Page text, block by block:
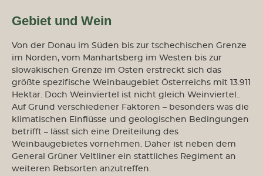
Gebiet und Wein
Von der Donau im Süden bis zur tschechischen Grenze
im Norden, vom Manhartsberg im Westen bis zur
slowakischen Grenze im Osten erstreckt sich das
größte spezifische Weinbaugebiet Österreichs mit 13.911
Hektar. Doch Weinviertel ist nicht gleich Weinviertel..
Auf Grund verschiedener Faktoren – besonders was die
klimatischen Einflüsse und geologischen Bedingungen
betrifft – lässt sich eine Dreiteilung des
Weinbaugebietes vornehmen. Daher ist neben dem
General Grüner Veltliner ein stattliches Regiment an
weiteren Rebsorten anzutreffen.